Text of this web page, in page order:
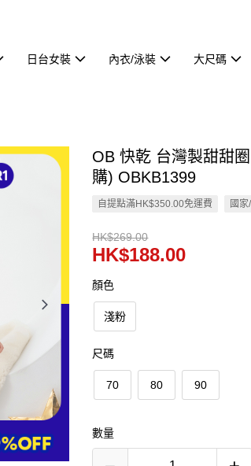
日台女裝 內衣/泳裝 大尺碼
OB 快乾 台灣製甜甜
購) OBKB1399
自提點滿HK$350.00免運費 國
HK$269.00
HK$188.00
顏色
淺粉
尺碼
70 80 90
數量